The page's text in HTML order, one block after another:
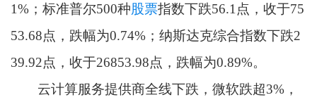
1%；标准普尔500种股票指数下跌56.1点，收于75
53.68点，跌幅为0.74%；纳斯达克综合指数下跌2
39.92点，收于26853.98点，跌幅为0.89%。
云计算服务提供商全线下跌，微软跌超3%，